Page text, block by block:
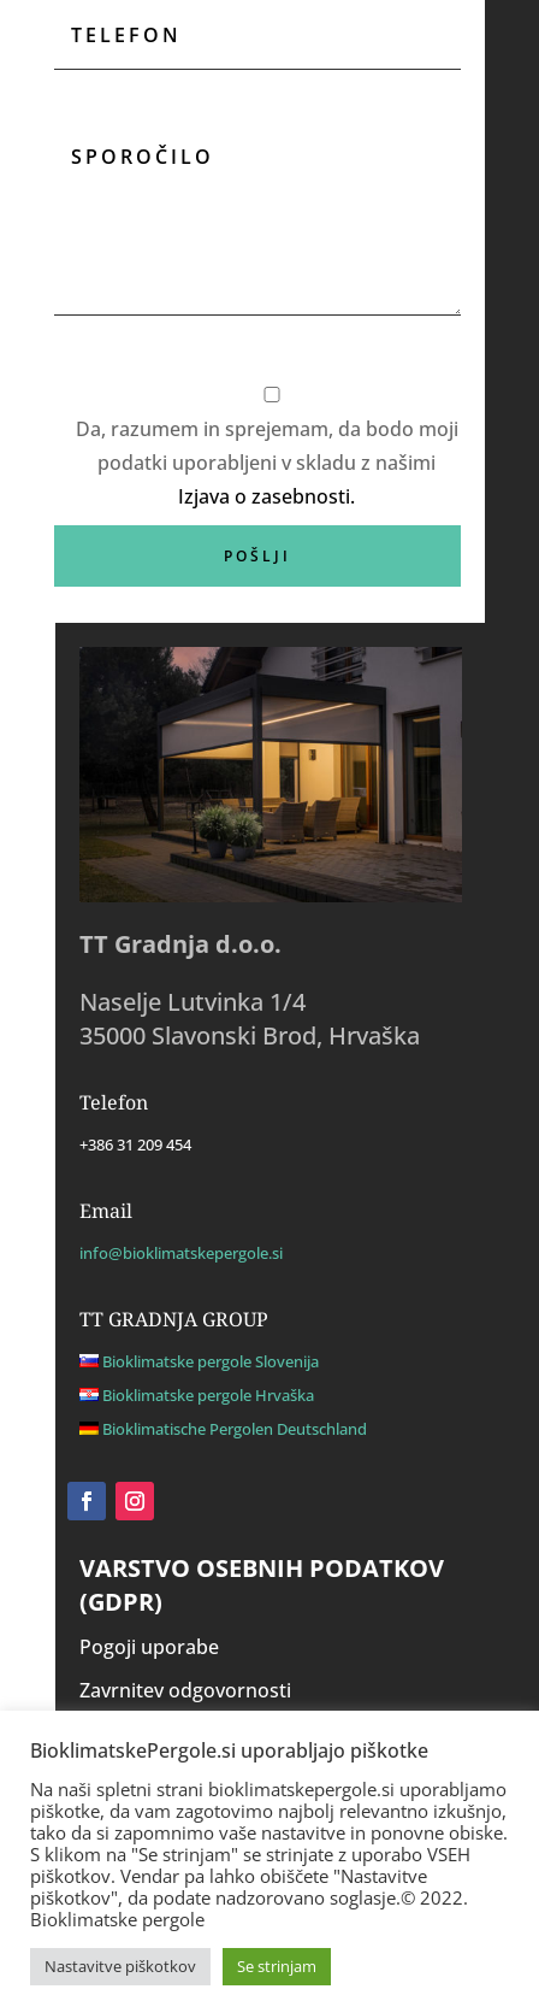
Da, razumem in sprejemam, da bodo moji
podatki uporabljeni v skladu z našimi
Izjava o zasebnosti.
TT Gradnja d.o.o.
Naselje Lutvinka 1/4
35000 Slavonski Brod, Hrvaška
Telefon
+386 31 209 454
Email
info@bioklimatskepergole.si
TT GRADNJA GROUP
Bioklimatske pergole Slovenija
Bioklimatske pergole Hrvaška
Bioklimatische Pergolen Deutschland
VARSTVO OSEBNIH PODATKOV
(GDPR)
Pogoji uporabe
Zavrnitev odgovornosti
Piškotki – Cookies
© 2025. www.bioklimatskepergole.si
BioklimatskePergole.si uporabljajo piškotke
Na naši spletni strani bioklimatskepergole.si uporabljamo
piškotke, da vam zagotovimo najbolj relevantno izkušnjo,
tako da si zapomnimo vaše nastavitve in ponovne obiske.
S klikom na "Se strinjam" se strinjate z uporabo VSEH
piškotkov. Vendar pa lahko obiščete "Nastavitve
piškotkov", da podate nadzorovano soglasje.© 2022.
Bioklimatske pergole
Nastavitve piškotkov Se strinjam